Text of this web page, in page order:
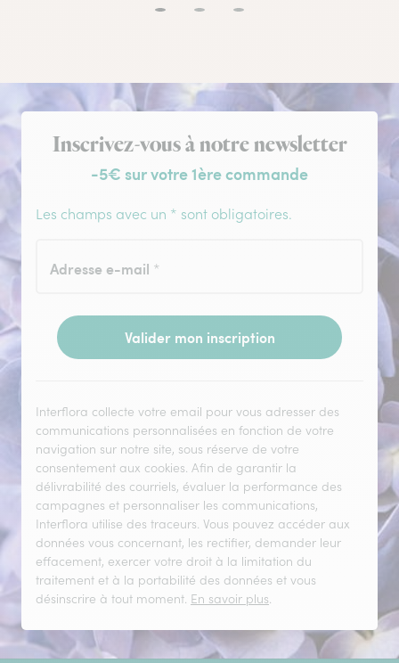
Inscription à la newsletter
Inscrivez-vous à notre newsletter
-5€ sur votre 1ère commande
Les champs avec un * sont obligatoires.
Adresse e-mail *
Valider mon inscription
Interflora collecte votre email pour vous adresser des
communications personnalisées en fonction de votre
navigation sur notre site, sous réserve de votre
consentement aux cookies. Afin de garantir la
délivrabilité des courriels, évaluer la performance des
campagnes et personnaliser les communications,
Interflora utilise des traceurs. Vous pouvez accéder aux
données vous concernant, les rectifier, demander leur
effacement, exercer votre droit à la limitation du
traitement et à la portabilité des données et vous
désinscrire à tout moment. En savoir plus.